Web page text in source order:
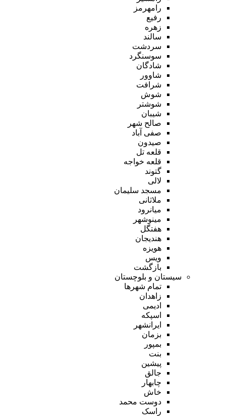
رامهرمز
رفیع
زهره
سالند
سردشت
سوسنگرد
شادگان
شاوور
شرافت
شوش
شوشتر
شیبان
صالح شهر
صفی آباد
صیدون
قلعه تل
قلعه خواجه
گتوند
لالی
مسجد سلیمان
ملاثانی
میانرود
مینوشهر
هفتگل
هندیجان
هویزه
ویس
بازگشت
سیستان و بلوچستان
تمام شهر‌ها
زاهدان
ادیمی
اسپکه
ایرانشهر
بزمان
بمپور
بنت
پیشین
جالق
چابهار
خاش
دوست محمد
راسک